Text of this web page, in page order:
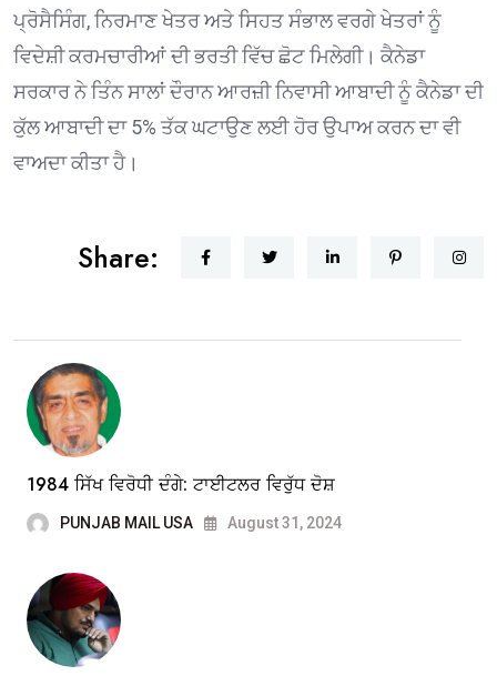
ਪ੍ਰੋਸੈਸਿੰਗ, ਨਿਰਮਾਣ ਖੇਤਰ ਅਤੇ ਸਿਹਤ ਸੰਭਾਲ ਵਰਗੇ ਖੇਤਰਾਂ ਨੂੰ
ਵਿਦੇਸ਼ੀ ਕਰਮਚਾਰੀਆਂ ਦੀ ਭਰਤੀ ਵਿੱਚ ਛੋਟ ਮਿਲੇਗੀ। ਕੈਨੇਡਾ
ਸਰਕਾਰ ਨੇ ਤਿੰਨ ਸਾਲਾਂ ਦੌਰਾਨ ਆਰਜ਼ੀ ਨਿਵਾਸੀ ਆਬਾਦੀ ਨੂੰ ਕੈਨੇਡਾ ਦੀ
ਕੁੱਲ ਆਬਾਦੀ ਦਾ 5% ਤੱਕ ਘਟਾਉਣ ਲਈ ਹੋਰ ਉਪਾਅ ਕਰਨ ਦਾ ਵੀ
ਵਾਅਦਾ ਕੀਤਾ ਹੈ।
Share:
1984 ਸਿੱਖ ਵਿਰੋਧੀ ਦੰਗੇ: ਟਾਈਟਲਰ ਵਿਰੁੱਧ ਦੋਸ਼
PUNJAB MAIL USA August 31, 2024